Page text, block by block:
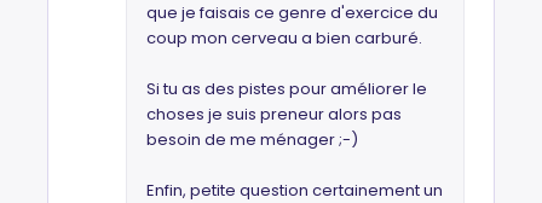
que je faisais ce genre d'exercice du
coup mon cerveau a bien carburé.
Si tu as des pistes pour améliorer le
choses je suis preneur alors pas
besoin de me ménager ;-)
Enfin, petite question certainement un